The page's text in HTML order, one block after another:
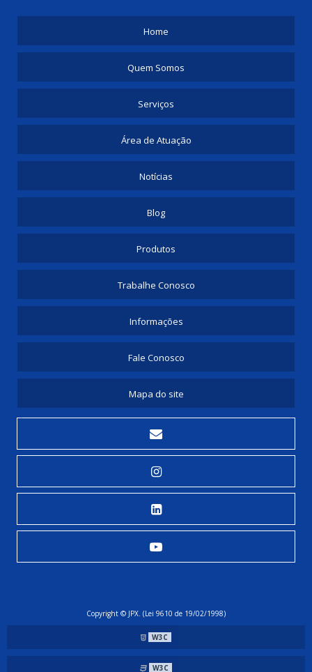
Home
Quem Somos
Serviços
Área de Atuação
Notícias
Blog
Produtos
Trabalhe Conosco
Informações
Fale Conosco
Mapa do site
Copyright © JPX. (Lei 9610 de 19/02/1998)
W3C
W3C